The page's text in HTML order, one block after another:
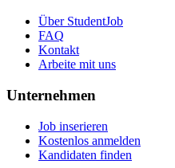
Über StudentJob
FAQ
Kontakt
Arbeite mit uns
Unternehmen
Job inserieren
Kostenlos anmelden
Kandidaten finden